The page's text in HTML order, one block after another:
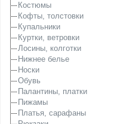
Костюмы
Кофты, толстовки
Купальники
Куртки, ветровки
Лосины, колготки
Нижнее белье
Носки
Обувь
Палантины, платки
Пижамы
Платья, сарафаны